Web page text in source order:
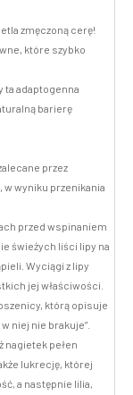
zmęczoną cerę!
które szybko
ta adaptogenna
barierę
przez
wyniku przenikania
przed wspinaniem
świeżych liści lipy na
Wyciągi z lipy
jej właściwości.
którą opisuje
niej nie brakuje”.
pełen
lukrecję, której
a następnie lilia,